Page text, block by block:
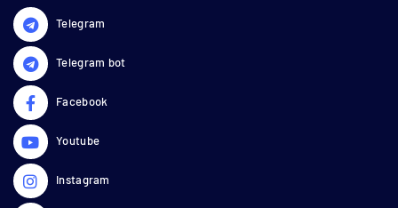
Telegram
Telegram bot
Facebook
Youtube
Instagram